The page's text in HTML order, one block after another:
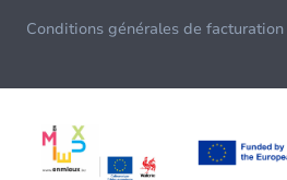
Conditions générales de facturation